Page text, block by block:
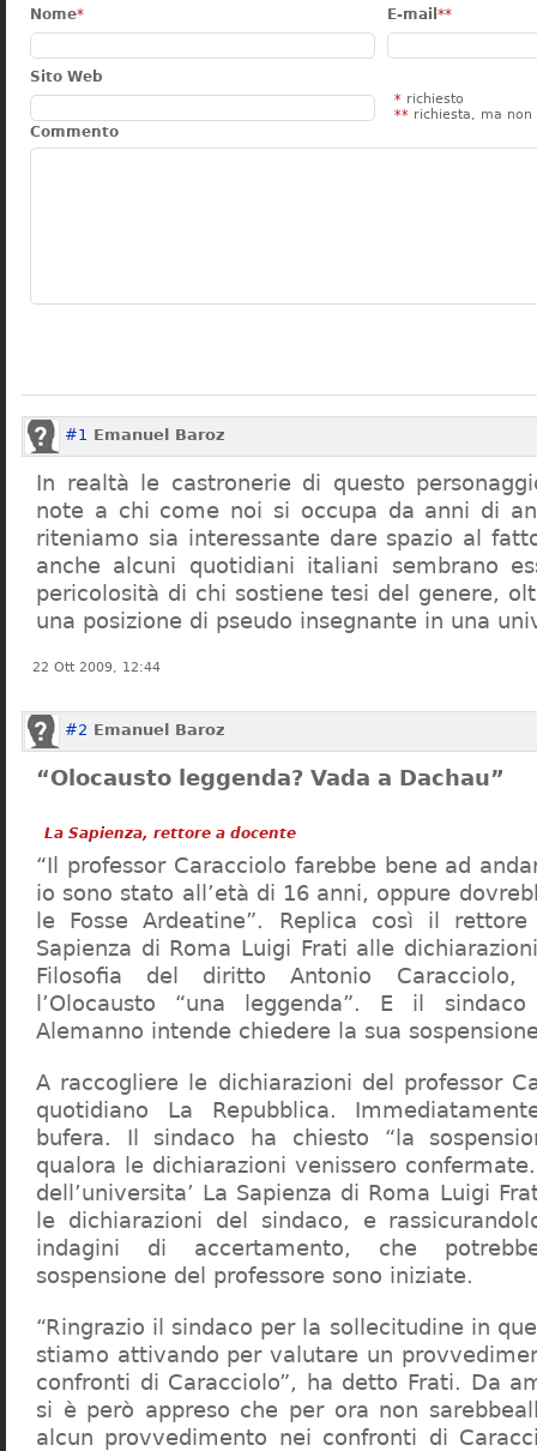
Nome* E-mail **
Sito Web
* richiesto
** richiesta, ma non
Commento
#1 Emanuel Baroz
In realtà le castronerie di questo
note a chi come noi si occupa da anni di
riteniamo sia interessante dare spazio al fatto
anche alcuni quotidiani italiani sembrano
pericolosità di chi sostiene tesi del genere,
una posizione di pseudo insegnante in una
22 Ott 2009, 12:44
#2 Emanuel Baroz
“Olocausto leggenda? Vada a Dachau”
La Sapienza, rettore a docente
“Il professor Caracciolo farebbe bene ad
io sono stato all’età di 16 anni, oppure
le Fosse Ardeatine”. Replica così il rettore
Sapienza di Roma Luigi Frati alle
Filosofia del diritto Antonio
l’Olocausto “una leggenda”. E il
Alemanno intende chiedere la sua
A raccogliere le dichiarazioni del professor
quotidiano La Repubblica.
bufera. Il sindaco ha chiesto “la
qualora le dichiarazioni venissero
dell’universita’ La Sapienza di Roma Luigi
le dichiarazioni del sindaco, e
indagini di accertamento, che
sospensione del professore sono iniziate.
“Ringrazio il sindaco per la sollecitudine in
stiamo attivando per valutare un
confronti di Caracciolo”, ha detto Frati. Da
si è però appreso che per ora non
alcun provvedimento nei confronti di